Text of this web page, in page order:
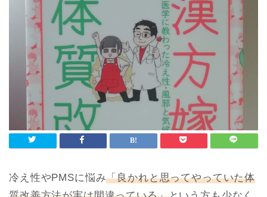
冷え性やPMSに悩み「良かれと思ってやっていた体